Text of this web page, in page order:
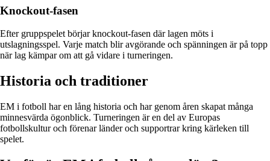
Knockout-fasen
Efter gruppspelet börjar knockout-fasen där lagen möts i
utslagningsspel. Varje match blir avgörande och spänningen är på topp
när lag kämpar om att gå vidare i turneringen.
Historia och traditioner
EM i fotboll har en lång historia och har genom åren skapat många
minnesvärda ögonblick. Turneringen är en del av Europas
fotbollskultur och förenar länder och supportrar kring kärleken till
spelet.